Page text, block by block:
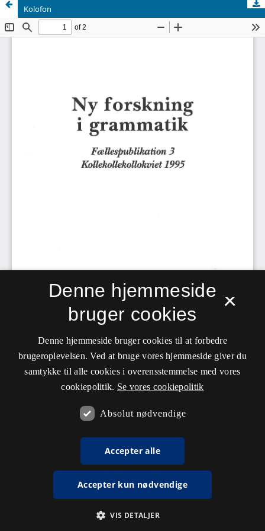
Kolofon
×
Denne hjemmeside
bruger cookies
Denne hjemmeside bruger cookies til at forbedre
brugeroplevelsen. Ved at bruge vores hjemmeside giver du
samtykke til alle cookies i overensstemmelse med vores
cookiepolitik. Se vores cookiepolitik
Absolut nødvendige
Accepter alle
Accepter kun nødvendige
VIS DETALJER